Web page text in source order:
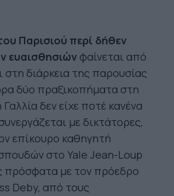
Παρισιού περί δήθεν
ευαισθησιών φαίνεται από
στη διάρκεια της παρουσίας
δύο πραξικοπήματα στη
δεν είχε ποτέ κανένα
με δικτάτορες,
επίκουρο καθηγητή
στο Yale Jean-Loup
πρόσφατα με τον πρόεδρο
Deby, από τους